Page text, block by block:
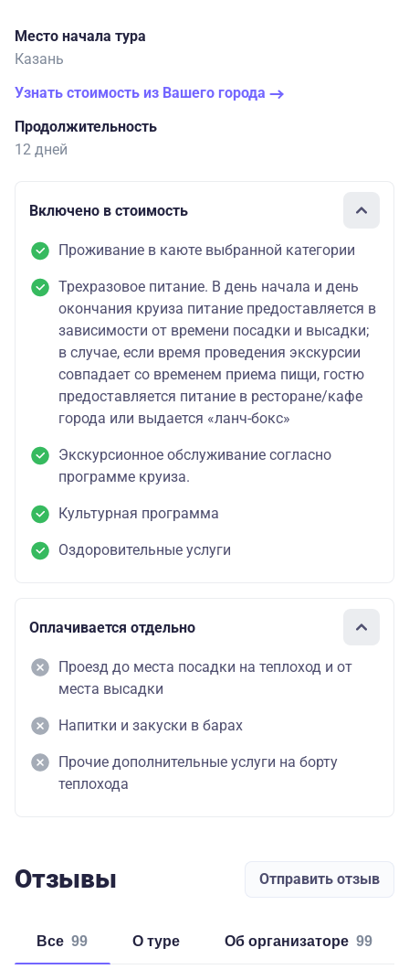
Место начала тура
Казань
Узнать стоимость из Вашего города
Продолжительность
12 дней
Включено в стоимость
Проживание в каюте выбранной категории
Трехразовое питание. В день начала и день
окончания круиза питание предоставляется в
зависимости от времени посадки и высадки;
в случае, если время проведения экскурсии
совпадает со временем приема пищи, гостю
предоставляется питание в ресторане/кафе
города или выдается «ланч-бокс»
Экскурсионное обслуживание согласно
программе круиза.
Культурная программа
Оздоровительные услуги
Оплачивается отдельно
Проезд до места посадки на теплоход и от
места высадки
Напитки и закуски в барах
Прочие дополнительные услуги на борту
теплохода
Отзывы Отправить отзыв
Все 99 о туре об организаторе 99